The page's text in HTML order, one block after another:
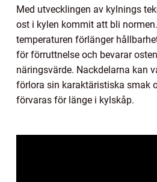
Med utvecklingen av kylnings
ost i kylen kommit att bli
temperaturen förlänger
för förruttnelse och bevarar
näringsvärde. Nackdelarna kan
förlora sin karaktäristiska smak
förvaras för länge i kylskåp.